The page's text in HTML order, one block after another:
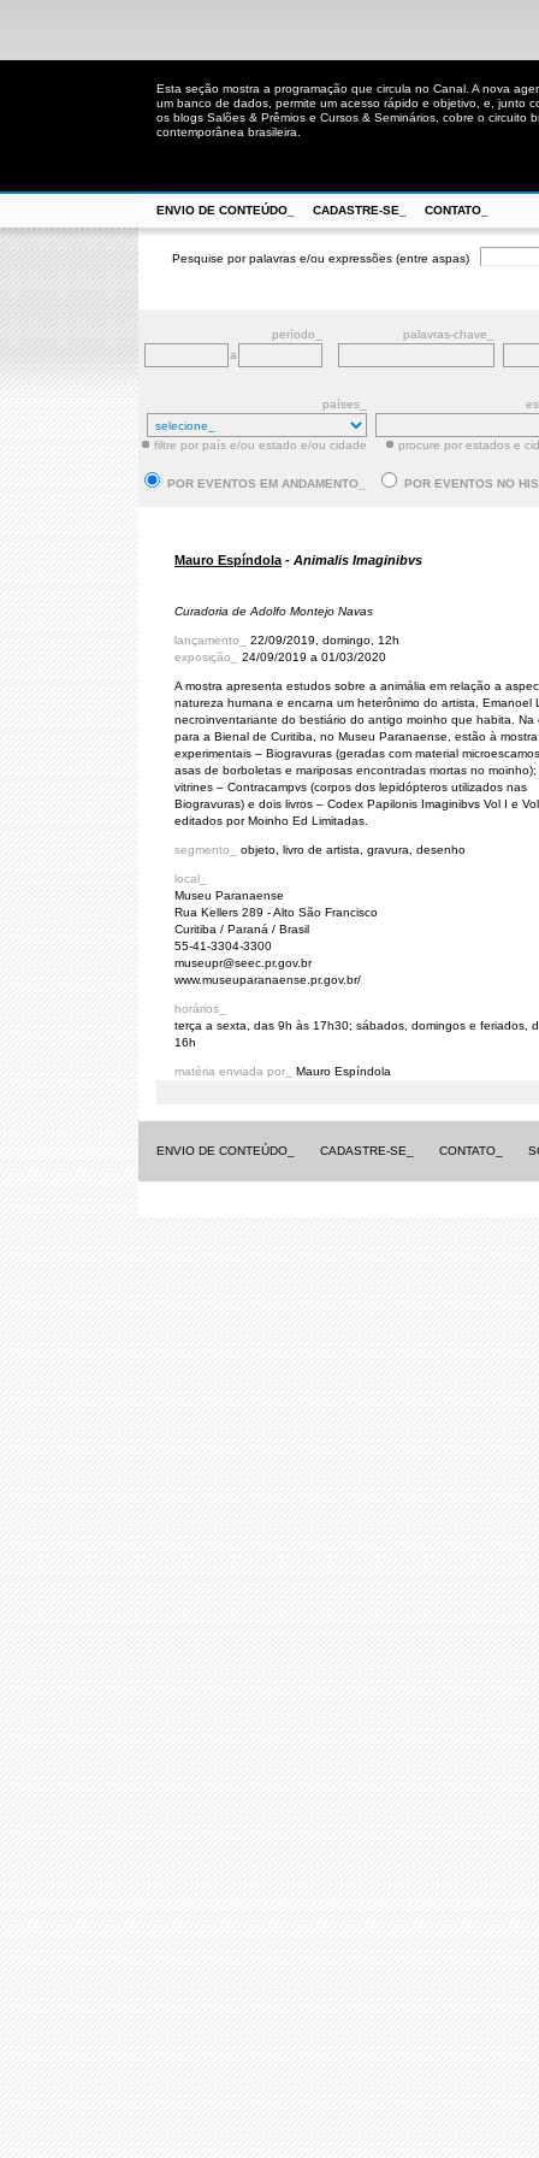
Esta seção mostra a programação que circula no Canal. A nova
um banco de dados, permite um acesso rápido e objetivo, e, junto
os blogs Salões & Prêmios e Cursos & Seminários, cobre o circuito
contemporânea brasileira.
ENVIO DE CONTEÚDO_ CADASTRE-SE_ CONTATO_
Pesquise por palavras e/ou expressões (entre aspas)
período_
palavras-chave_
a
países_
filtre por país e/ou estado e/ou cidade procure por estados e
POR EVENTOS EM ANDAMENTO_ POR EVENTOS NO
Mauro Espíndola - Animalis Imaginibvs
Curadoria de Adolfo Montejo Navas
lançamento_ 22/09/2019, domingo, 12h
exposição_ 24/09/2019 a 01/03/2020
A mostra apresenta estudos sobre a animália em relação a
natureza humana e encarna um heterônimo do artista, Emanoel
necroinventariante do bestiário do antigo moinho que habita. Na
para a Bienal de Curitiba, no Museu Paranaense, estão à
experimentais – Biogravuras (geradas com material
asas de borboletas e mariposas encontradas mortas no
vitrines – Contracampvs (corpos dos lepidópteros utilizados nas
Biogravuras) e dois livros – Codex Papilonis Imaginibvs Vol I e
editados por Moinho Ed Limitadas.
segmento_ objeto, livro de artista, gravura, desenho
local_
Museu Paranaense
Rua Kellers 289 - Alto São Francisco
Curitiba / Paraná / Brasil
55-41-3304-3300
museupr@seec.pr.gov.br
www.museuparanaense.pr.gov.br/
horários_
terça a sexta, das 9h às 17h30; sábados, domingos e feriados,
16h
matéria enviada por_ Mauro Espíndola
ENVIO DE CONTEÚDO_ CADASTRE-SE_ CONTATO_